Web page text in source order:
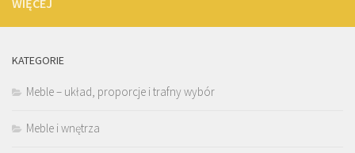
KATEGORIE
Meble – układ, proporcje i trafny wybór
Meble i wnętrza